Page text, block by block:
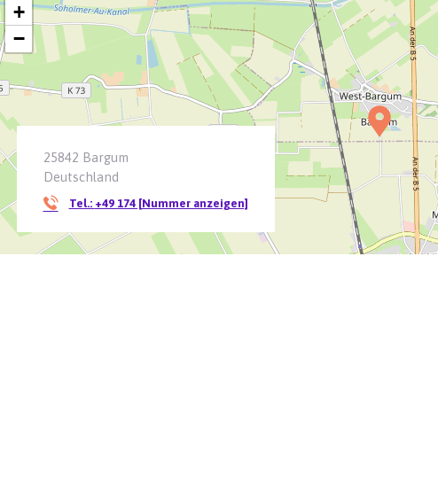
25842 Bargum
Deutschland
Tel.: +49 174 [Nummer anzeigen]
+
−